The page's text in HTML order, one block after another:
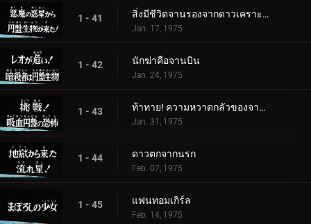
1 - 41 สิ่งมีชีวิตจานรองจากดาวเคราะห์ชั่วร้ายอยู่ที่นี่แล้ว!
Jan. 17, 1975
1 - 42 นักฆ่าคือจานบิน
Jan. 24, 1975
1 - 43 ท้าทาย! ความหวาดกลัวของจานดูดเลือด
Jan. 31, 1975
1 - 44 ดาวตกจากนรก
Feb. 07, 1975
1 - 45 แฟนทอมเกิร์ล
Feb. 14, 1975